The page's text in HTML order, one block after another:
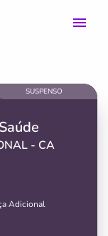
- CA
Adicional
SUSPENSO